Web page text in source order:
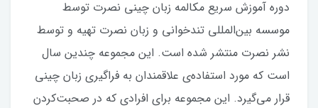
دوره آموزش سریع مکالمه زبان چینی نصرت توسط
موسسه بین‌المللی تندخوانی و زبان نصرت تهیه و توسط
نشر نصرت منتشر شده است. این مجموعه چندین سال
است که مورد استفاده‌ی علاقمندان به فراگیری زبان چینی
قرار می‌گیرد. این مجموعه برای افرادی که در صحبت‌کردن